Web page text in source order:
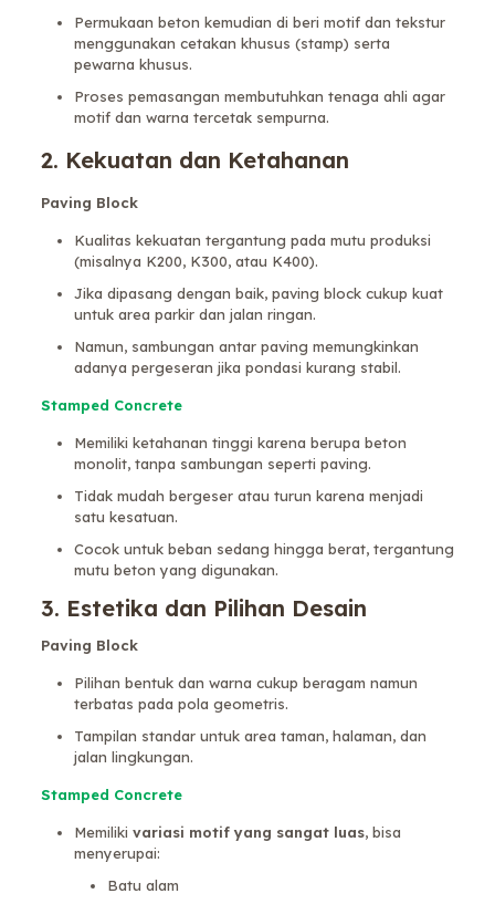
Permukaan beton kemudian di beri motif dan tekstur
menggunakan cetakan khusus (stamp) serta
pewarna khusus.
Proses pemasangan membutuhkan tenaga ahli agar
motif dan warna tercetak sempurna.
2. Kekuatan dan Ketahanan
Paving Block
Kualitas kekuatan tergantung pada mutu produksi
(misalnya K200, K300, atau K400).
Jika dipasang dengan baik, paving block cukup kuat
untuk area parkir dan jalan ringan.
Namun, sambungan antar paving memungkinkan
adanya pergeseran jika pondasi kurang stabil.
Stamped Concrete
Memiliki ketahanan tinggi karena berupa beton
monolit, tanpa sambungan seperti paving.
Tidak mudah bergeser atau turun karena menjadi
satu kesatuan.
Cocok untuk beban sedang hingga berat, tergantung
mutu beton yang digunakan.
3. Estetika dan Pilihan Desain
Paving Block
Pilihan bentuk dan warna cukup beragam namun
terbatas pada pola geometris.
Tampilan standar untuk area taman, halaman, dan
jalan lingkungan.
Stamped Concrete
Memiliki variasi motif yang sangat luas, bisa
menyerupai:
Batu alam